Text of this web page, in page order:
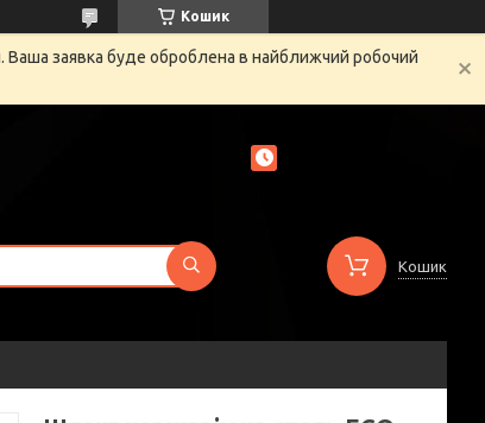
Кошик
Ваша заявка буде оброблена в найближчий робочий
Кошик